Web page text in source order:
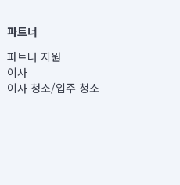
3220163-14-5-00019 |
위원회 정보) |
윈트리빌딩) B동 5층
7층, 8층 미소
파트너
파트너 지원
이사
이사 청소/입주 청소